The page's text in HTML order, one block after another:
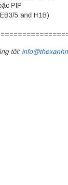
PIP
5 and H1B)
tôi: